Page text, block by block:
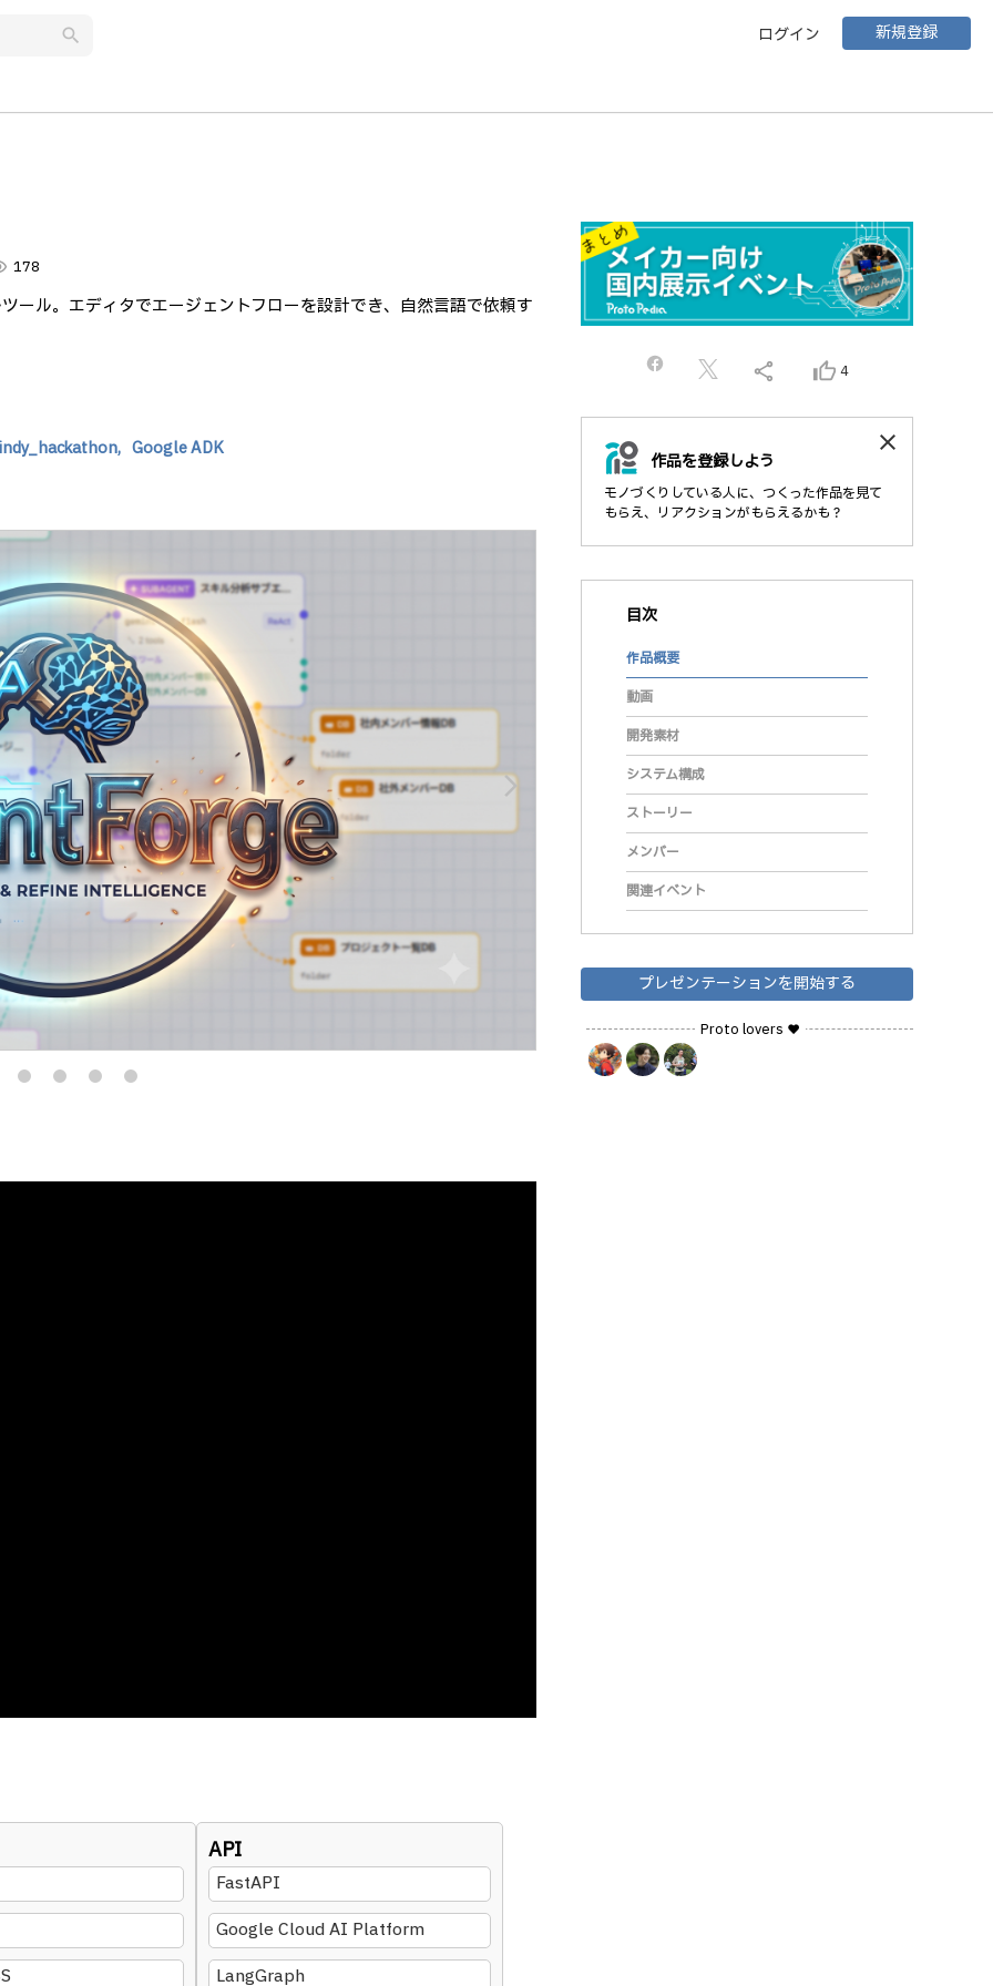
search ログイン 新規登録
178
ール。エディタでエージェントフローを設計でき、自然言語で依頼す
Google ADK
arrow_forward_ios
API
FastAPI
Google Cloud AI Platform
LangGraph
share thumb_up_alt 4
作品を登録しよう
モノづくりしている人に、つくった作品を見て
もらえ、リアクションがもらえるかも？
close
目次
作品概要
動画
開発素材
システム構成
ストーリー
メンバー
関連イベント
プレゼンテーションを開始する
Proto lovers ♥